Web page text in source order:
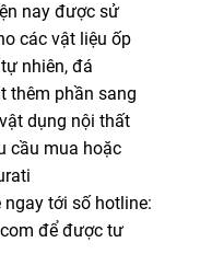
nay được sử
các vật liệu ốp
nhiên, đá
thêm phần sang
dụng nội thất
cầu mua hoặc
ngay tới số hotline:
để được tư